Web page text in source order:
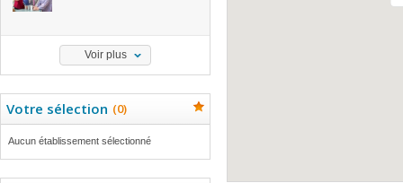
Voir plus
Votre sélection (0)
Aucun établissement sélectionné